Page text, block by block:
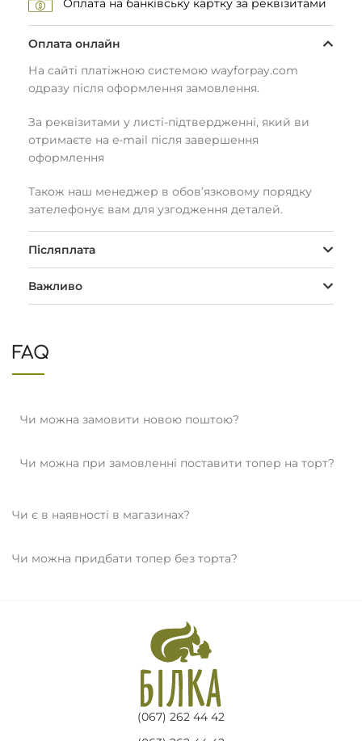
Оплата на банківську картку за реквізитами
Оплата онлайн
На сайті платіжною системою wayforpay.com
одразу після оформлення замовлення.
За реквізитами у листі-підтвердженні, який ви
отримаєте на e-mail після завершення
оформлення
Також наш менеджер в обов’язковому порядку
зателефонує вам для узгодження деталей.
Післяплата
Важливо
FAQ
Чи можна замовити новою поштою?
Чи можна при замовленні поставити топер на торт?
Чи є в наявності в магазинах?
Чи можна придбати топер без торта?
(067) 262 44 42